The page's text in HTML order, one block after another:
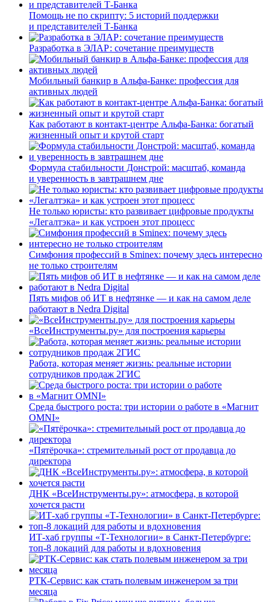
Помощь не по скрипту: 5 историй поддержки
и представителей Т-Банка
Разработка в ЭЛАР: сочетание преимуществ
Мобильный банкир в Альфа-Банке: профессия для
активных людей
Как работают в контакт-центре Альфа-Банка: богатый
жизненный опыт и крутой старт
Формула стабильности Донстрой: масштаб, команда
и уверенность в завтрашнем дне
Не только юристы: кто развивает цифровые продукты
«Легалтэка» и как устроен этот процесс
Симфония профессий в Sminex: почему здесь интересно
не только строителям
Пять мифов об ИТ в нефтянке — и как на самом деле
работают в Nedra Digital
«ВсеИнструменты.ру» для построения карьеры
Работа, которая меняет жизнь: реальные истории
сотрудников продаж 2ГИС
Среда быстрого роста: три истории о работе в «Магнит
OMNI»
«Пятёрочка»: стремительный рост от продавца до
директора
ДНК «ВсеИнструменты.ру»: атмосфера, в которой
хочется расти
ИТ-хаб группы «Т-Технологии» в Санкт-Петербурге:
топ-8 локаций для работы и вдохновения
РТК-Сервис: как стать полевым инженером за три
месяца